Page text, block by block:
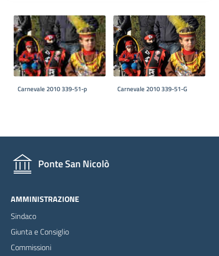
Carnevale 2010 339-51-p Carnevale 2010 339-51-G
Ponte San Nicolò
AMMINISTRAZIONE
Sindaco
Giunta e Consiglio
Commissioni